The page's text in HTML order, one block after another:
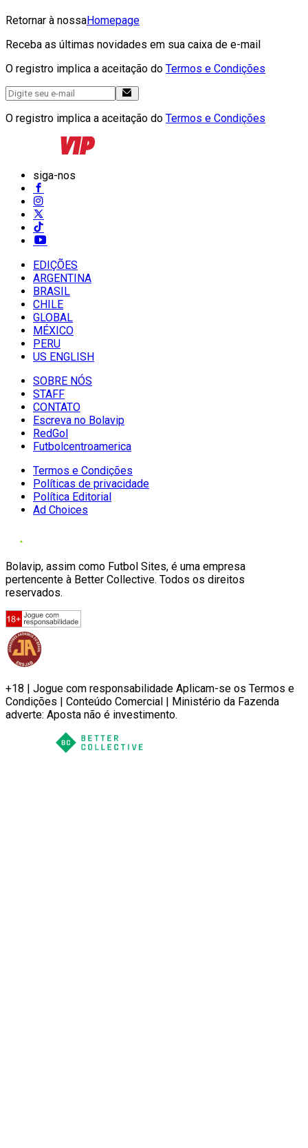
Retornar à nossaHomepage
Receba as últimas novidades em sua caixa de e-mail
O registro implica a aceitação do Termos e Condições
O registro implica a aceitação do Termos e Condições
siga-nos
EDIÇÕES
ARGENTINA
BRASIL
CHILE
GLOBAL
MÉXICO
PERU
US ENGLISH
SOBRE NÓS
STAFF
CONTATO
Escreva no Bolavip
RedGol
Futbolcentroamerica
Termos e Condições
Políticas de privacidade
Política Editorial
Ad Choices
Bolavip, assim como Futbol Sites, é uma empresa
pertencente à Better Collective. Todos os direitos
reservados.
+18 | Jogue com responsabilidade Aplicam-se os Termos e
Condições | Conteúdo Comercial | Ministério da Fazenda
adverte: Aposta não é investimento.